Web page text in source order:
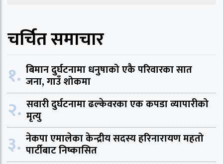
चर्चित समाचार
१. बिमान दुर्घटनामा धनुषाको एकै परिवारका सात
जना, गाउँ शोकमा
२. सवारी दुर्घटनामा ढल्केवरका एक कपडा व्यापारीको
मृत्यु
३. नेकपा एमालेका केन्द्रीय सदस्य हरिनारायण महतो
पार्टीबाट निष्कासित